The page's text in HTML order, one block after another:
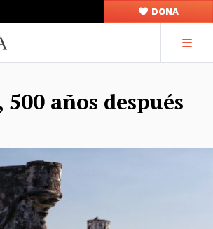
DONA
años después